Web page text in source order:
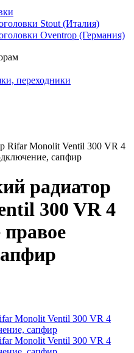
Stout (Италия)
Oventrop (Германия)
переходники
Rifar Monolit Ventil 300 VR 4
сапфир
радиатор
300 VR 4